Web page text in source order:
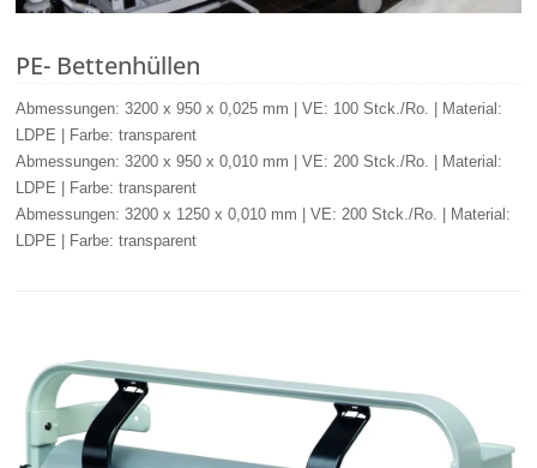
PE- Bettenhüllen
Abmessungen: 3200 x 950 x 0,025 mm | VE: 100 Stck./Ro. | Material:
LDPE | Farbe: transparent
Abmessungen: 3200 x 950 x 0,010 mm | VE: 200 Stck./Ro. | Material:
LDPE | Farbe: transparent
Abmessungen: 3200 x 1250 x 0,010 mm | VE: 200 Stck./Ro. | Material:
LDPE | Farbe: transparent